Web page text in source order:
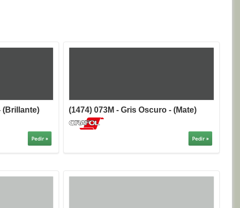
(Brillante)
Pedir »
(1474) 073M - Gris Oscuro - (Mate)
Pedir »